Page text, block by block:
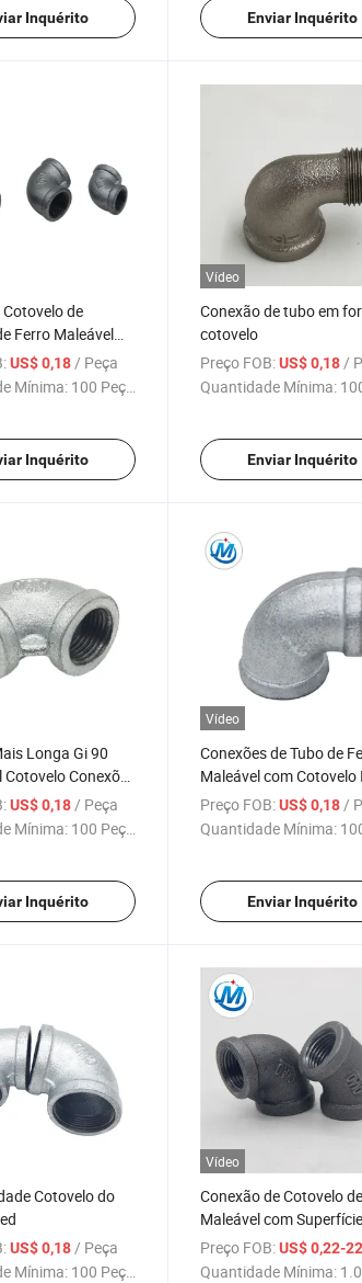
Inquérito Enviar Inquérito
de
Ferro Maleável
a Quente
US$ 0,18/ Peça
Mínima: 100 Peças
Inquérito
Vídeo
Conexão de tubo em
cotovelo
Preço FOB: US$ 0,18 /
Quantidade Mínima:
Enviar Inquérito
Longa Gi 90
Conexões
Ferro Maleável
US$ 0,18/ Peça
Mínima: 100 Peças
Inquérito
Vídeo
Conexões de Tubo de
Maleável com Cotovelo
Galvanizado a Quente
Graus da Marca Qiao
Preço FOB: US$ 0,18/
Quantidade Mínima:
Enviar Inquérito
Cotovelo do
US$ 0,18 / Peça
Mínima: 100 Peças
Vídeo
Conexão de Cotovelo
Maleável com Superfície
Beadada DIN de
Grau
Preço FOB: US$ 0,22-
Quantidade Mínima: